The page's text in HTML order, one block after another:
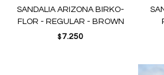
SANDALIA ARIZONA BIRKO-
FLOR - REGULAR - BROWN
$7.250